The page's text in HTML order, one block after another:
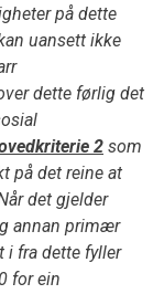
på dette
uansett ikke
dette førlig det
2 som
på det reine at
det gjelder
annan primær
i fra dette fyller
for ein